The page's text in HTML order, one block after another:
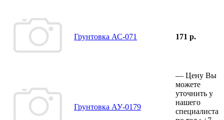
Грунтовка АС-071 171 р.
Грунтовка АУ-0179
— Цену Вы
можете
уточнить у
нашего
специалиста